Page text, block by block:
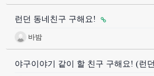
런던 동네친구 구해요!
바밤
야구이야기 같이 할 친구 구해요! (런